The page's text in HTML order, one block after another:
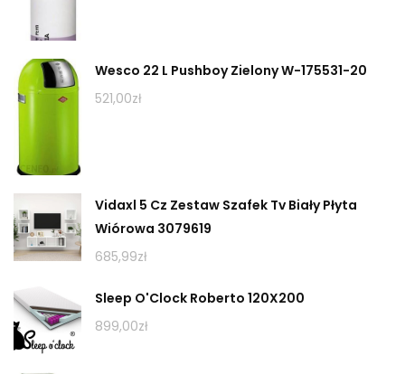
Wesco 22 L Pushboy Zielony W-175531-20
521,00zł
Vidaxl 5 Cz Zestaw Szafek Tv Biały Płyta
Wiórowa 3079619
685,99zł
Sleep O'Clock Roberto 120X200
899,00zł